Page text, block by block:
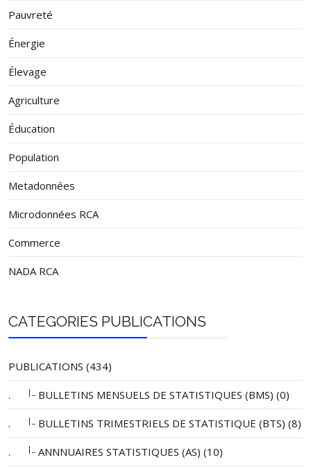
Pauvreté
Énergie
Élevage
Agriculture
Éducation
Population
Metadonnées
Microdonnées RCA
Commerce
NADA RCA
CATEGORIES PUBLICATIONS
PUBLICATIONS (434)
. |_ BULLETINS MENSUELS DE STATISTIQUES (BMS) (0)
. |_ BULLETINS TRIMESTRIELS DE STATISTIQUE (BTS) (8)
. |_ ANNNUAIRES STATISTIQUES (AS) (10)